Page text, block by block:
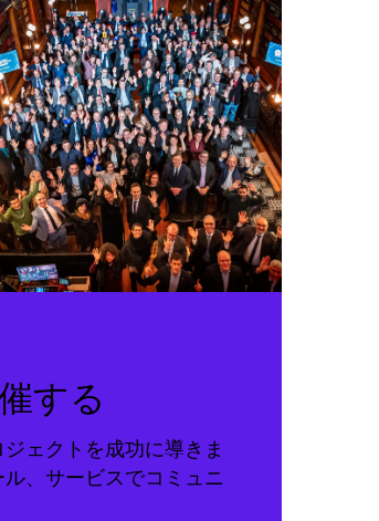
する
ェクトを成功に導きま
、サービスでコミュニ